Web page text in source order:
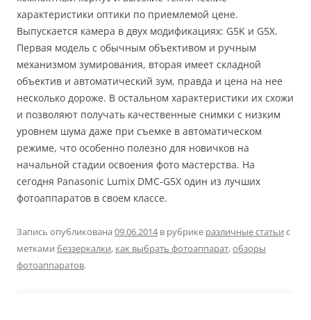
характеристики оптики по приемлемой цене.
Выпускается камера в двух модификациях: G5K и G5X.
Первая модель с обычным объективом и ручным
механизмом зумирования, вторая имеет складной
объектив и автоматический зум, правда и цена на нее
несколько дороже. В остальном характеристики их схожи
и позволяют получать качественные снимки с низким
уровнем шума даже при съемке в автоматическом
режиме, что особенно полезно для новичков на
начальной стадии освоения фото мастерства. На
сегодня Panasonic Lumix DMC-G5X один из лучших
фотоаппаратов в своем классе.
Запись опубликована 09.06.2014в рубрике различные статьи с
метками беззеркалки, как выбрать фотоаппарат,обзоры
фотоаппаратов.